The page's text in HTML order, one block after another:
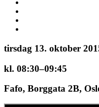
tirsdag 13. oktober
kl. 08:30–09:45
Fafo, Borggata 2B,